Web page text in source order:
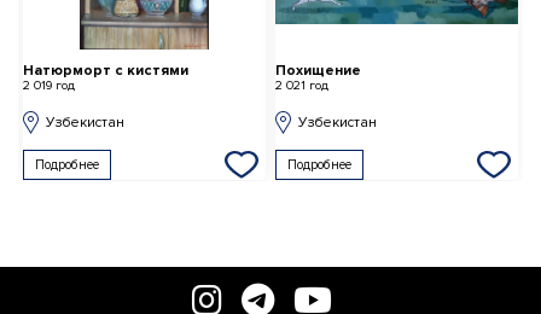
Натюрморт с кистями
2 019 год
Узбекистан
Подробнее
Похищение
2 021 год
Узбекистан
Подробнее